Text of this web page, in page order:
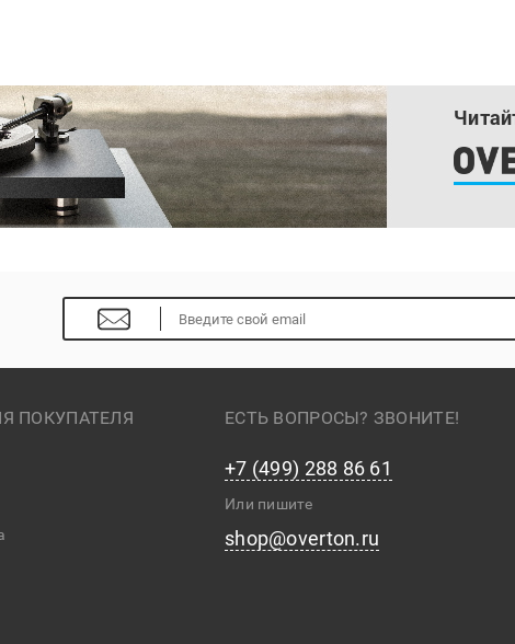
ПОКУПАТЕЛЯ ЕСТЬ ВОПРОСЫ? ЗВОНИТЕ!
+7 (499) 288 86 61
Или пишите
shop@overton.ru